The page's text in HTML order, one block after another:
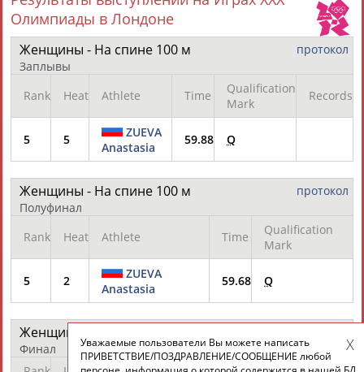
Олимпиады в Лондоне
протокол
Женщины - На спине 100 м
Заплывы
Rank
Heat Athlete Time
Qualification
Mark
Records
5 5
ZUEVA
Anastasia
59.88 Q
протокол
Женщины - На спине 100 м
Полуфинал
Rank
Heat Athlete Time
Qualification
Mark
5 2
ZUEVA
Anastasia
59.68 Q
Женщины - На спине 100 м
Финал
Уважаемые пользователи Вы можете написать
ПРИВЕТСТВИЕ/ПОЗДРАВЛЕНИЕ/СООБЩЕНИЕ любой